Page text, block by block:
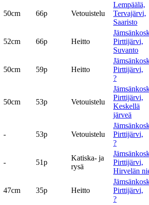
50cm 66p Vetouistelu
Lempäälä,
Tervajärvi,
Saaristo
52cm 66p Heitto
Pirttijärvi,
Suvanto
50cm 59p Heitto
Pirttijärvi,
?
50cm 53p Vetouistelu
Pirttijärvi,
Keskellä
järveä
- 53p Vetouistelu
Pirttijärvi,
?
- 51p
Katiska- ja
rysä
Pirttijärvi,
Hirvelän
47cm 35p Heitto
Pirttijärvi,
?